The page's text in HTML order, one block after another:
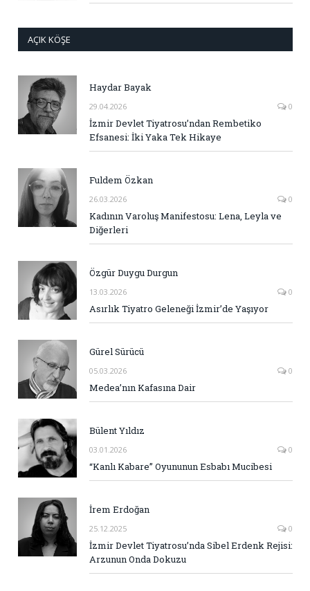
AÇIK KÖŞE
Haydar Bayak
29.04.2026 0
İzmir Devlet Tiyatrosu’ndan Rembetiko
Efsanesi: İki Yaka Tek Hikaye
Fuldem Özkan
26.03.2026 0
Kadının Varoluş Manifestosu: Lena, Leyla ve
Diğerleri
Özgür Duygu Durgun
13.03.2026 0
Asırlık Tiyatro Geleneği İzmir’de Yaşıyor
Gürel Sürücü
05.03.2026 0
Medea’nın Kafasına Dair
Bülent Yıldız
03.01.2026 0
“Kanlı Kabare” Oyununun Esbabı Mucibesi
İrem Erdoğan
25.12.2025 0
İzmir Devlet Tiyatrosu’nda Sibel Erdenk Rejisi:
Arzunun Onda Dokuzu